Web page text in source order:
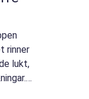
rinner
lukt,